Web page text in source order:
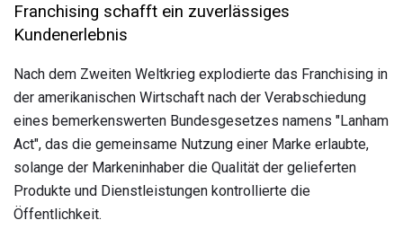
Franchising schafft ein zuverlässiges
Kundenerlebnis
Nach dem Zweiten Weltkrieg explodierte das Franchising in
der amerikanischen Wirtschaft nach der Verabschiedung
eines bemerkenswerten Bundesgesetzes namens "Lanham
Act", das die gemeinsame Nutzung einer Marke erlaubte,
solange der Markeninhaber die Qualität der gelieferten
Produkte und Dienstleistungen kontrollierte die
Öffentlichkeit.